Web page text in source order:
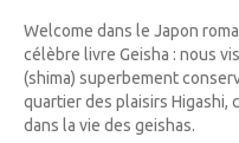
Welcome dans le Japon
célèbre livre Geisha : nous
(shima) superbement
quartier des plaisirs Higashi,
dans la vie des geishas.